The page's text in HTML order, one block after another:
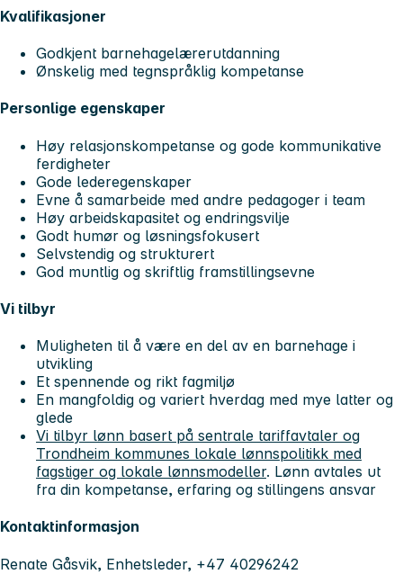
Kvalifikasjoner
Godkjent barnehagelærerutdanning
Ønskelig med tegnspråklig kompetanse
Personlige egenskaper
Høy relasjonskompetanse og gode kommunikative
ferdigheter
Gode lederegenskaper
Evne å samarbeide med andre pedagoger i team
Høy arbeidskapasitet og endringsvilje
Godt humør og løsningsfokusert
Selvstendig og strukturert
God muntlig og skriftlig framstillingsevne
Vi tilbyr
Muligheten til å være en del av en barnehage i
utvikling
Et spennende og rikt fagmiljø
En mangfoldig og variert hverdag med mye latter og
glede
Vi tilbyr lønn basert på sentrale tariffavtaler og
Trondheim kommunes lokale lønnspolitikk med
fagstiger og lokale lønnsmodeller. Lønn avtales ut
fra din kompetanse, erfaring og stillingens ansvar
Kontaktinformasjon
Renate Gåsvik, Enhetsleder, +47 40296242